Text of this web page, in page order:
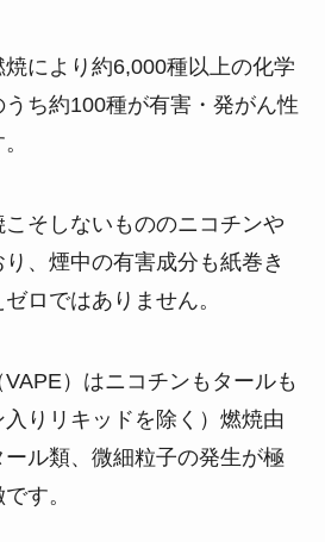
により約6,000種以上の化学
ち約100種が有害・発がん性
そしないもののニコチンや
、煙中の有害成分も紙巻き
ロではありません​。
）はニコチンもタールも
りリキッドを除く）燃焼由
ル類、微細粒子の発生が極
す​。